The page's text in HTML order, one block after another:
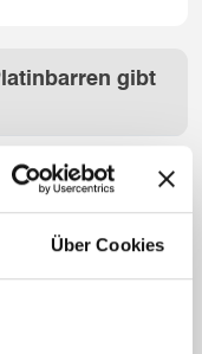
Über Cookies
gibt
in